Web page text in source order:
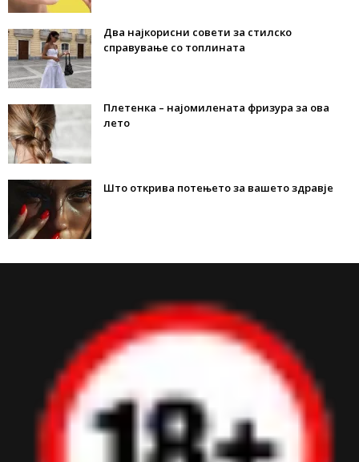
Два најкорисни совети за стилско
справување со топлината
Плетенка – најомилената фризура за ова
лето
Што открива потењето за вашето здравје